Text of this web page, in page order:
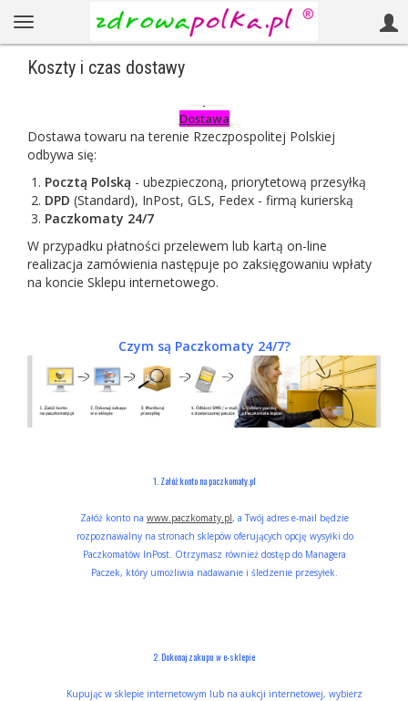
Koszty i czas dostawy
Dostawa
Dostawa towaru na terenie Rzeczpospolitej Polskiej
odbywa się:
Pocztą Polską - ubezpieczoną, priorytetową przesyłką
DPD (Standard), InPost, GLS, Fedex - firmą kurierską
Paczkomaty 24/7
W przypadku płatności przelewem lub kartą on-line
realizacja zamówienia następuje po zaksięgowaniu wpłaty
na koncie Sklepu internetowego.
Czym są Paczkomaty 24/7?
1. Załóż konto na paczkomaty.pl
Załóż konto na www.paczkomaty.pl, a Twój adres e-mail będzie
rozpoznawalny na stronach sklepów oferujących opcję wysyłki do
Paczkomatów InPost. Otrzymasz również dostęp do Managera
Paczek, który umożliwia nadawanie i śledzenie przesyłek.
2. Dokonaj zakupu w e-sklepie
Kupując w sklepie internetowym lub na aukcji internetowej, wybierz